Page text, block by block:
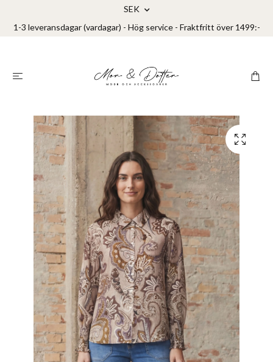
SEK
1-3 leveransdagar (vardagar) - Hög service - Fraktfritt över 1499:-